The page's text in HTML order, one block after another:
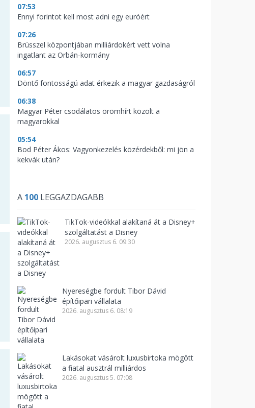
07:53
Ennyi forintot kell most adni egy euróért
07:26
Brüsszel központjában milliárdokért vett volna
ingatlant az Orbán-kormány
06:57
Döntő fontosságú adat érkezik a magyar gazdaságról
06:38
Magyar Péter csodálatos örömhírt közölt a
magyarokkal
05:54
Bod Péter Ákos: Vagyonkezelés közérdekből: mi jön a
kekvák után?
A 100 LEGGAZDAGABB
TikTok-videókkal alakítaná át a Disney+
szolgáltatást a Disney
2026. augusztus 6. 09:30
Nyereségbe fordult Tibor Dávid
építőipari vállalata
2026. augusztus 6. 08:19
Lakásokat vásárolt luxusbirtoka mögött
a fiatal ausztrál milliárdos
2026. augusztus 5. 07:08